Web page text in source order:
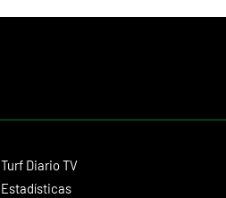
Turf Diario TV
Estadísticas